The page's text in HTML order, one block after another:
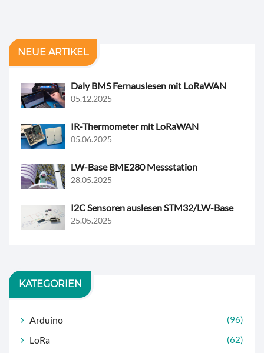
NEUE ARTIKEL
Daly BMS Fernauslesen mit LoRaWAN
05.12.2025
IR-Thermometer mit LoRaWAN
05.06.2025
LW-Base BME280 Messstation
28.05.2025
I2C Sensoren auslesen STM32/LW-Base
25.05.2025
KATEGORIEN
Arduino (96)
LoRa (62)